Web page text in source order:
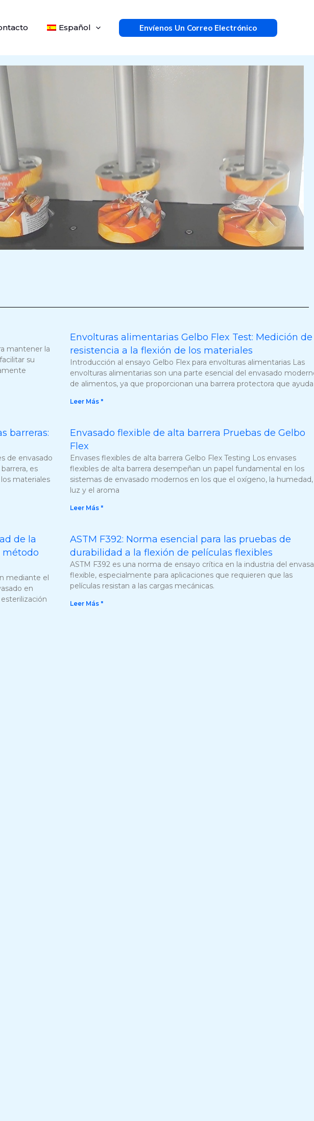
Español Envíenos Un Correo Electrónico
mantener la
su
Envolturas alimentarias Gelbo Flex Test: Medición
resistencia a la flexión de los materiales
Introducción al ensayo Gelbo Flex para envolturas alimentarias Las
envolturas alimentarias son una parte esencial del envasado
de alimentos, ya que proporcionan una barrera protectora que
Leer Más "
barreras:
de envasado
es
materiales
Envasado flexible de alta barrera Pruebas de Gelbo
Flex
Envases flexibles de alta barrera Gelbo Flex Testing Los envases
flexibles de alta barrera desempeñan un papel fundamental en los
sistemas de envasado modernos en los que el oxígeno, la humedad,
luz y el aroma
Leer Más "
de la
método
mediante el
en
ASTM F392: Norma esencial para las pruebas de
durabilidad a la flexión de películas flexibles
ASTM F392 es una norma de ensayo crítica en la industria del
flexible, especialmente para aplicaciones que requieren que las
películas resistan a las cargas mecánicas.
Leer Más "